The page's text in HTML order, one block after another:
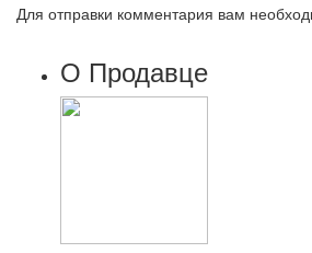
Для отправки комментария вам
О Продавце